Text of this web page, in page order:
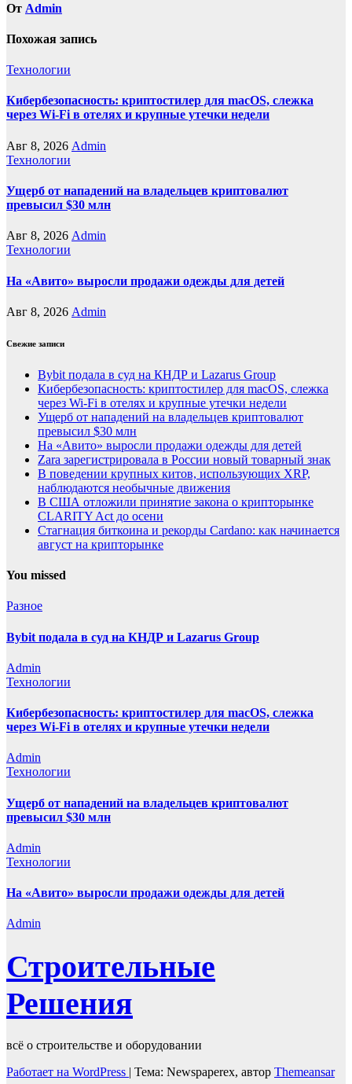
От Admin
Похожая запись
Технологии
Кибербезопасность: криптостилер для macOS, слежка
через Wi-Fi в отелях и крупные утечки недели
Авг 8, 2026 Admin
Технологии
Ущерб от нападений на владельцев криптовалют
превысил $30 млн
Авг 8, 2026 Admin
Технологии
На «Авито» выросли продажи одежды для детей
Авг 8, 2026 Admin
Свежие записи
Bybit подала в суд на КНДР и Lazarus Group
Кибербезопасность: криптостилер для macOS, слежка
через Wi-Fi в отелях и крупные утечки недели
Ущерб от нападений на владельцев криптовалют
превысил $30 млн
На «Авито» выросли продажи одежды для детей
Zara зарегистрировала в России новый товарный знак
В поведении крупных китов, использующих XRP,
наблюдаются необычные движения
В США отложили принятие закона о крипторынке
CLARITY Act до осени
Стагнация биткоина и рекорды Cardano: как начинается
август на крипторынке
You missed
Разное
Bybit подала в суд на КНДР и Lazarus Group
Admin
Технологии
Кибербезопасность: криптостилер для macOS, слежка
через Wi-Fi в отелях и крупные утечки недели
Admin
Технологии
Ущерб от нападений на владельцев криптовалют
превысил $30 млн
Admin
Технологии
На «Авито» выросли продажи одежды для детей
Admin
Строительные
Решения
всё о строительстве и оборудовании
Работает на WordPress | Тема: Newspaperex, автор Themeansar